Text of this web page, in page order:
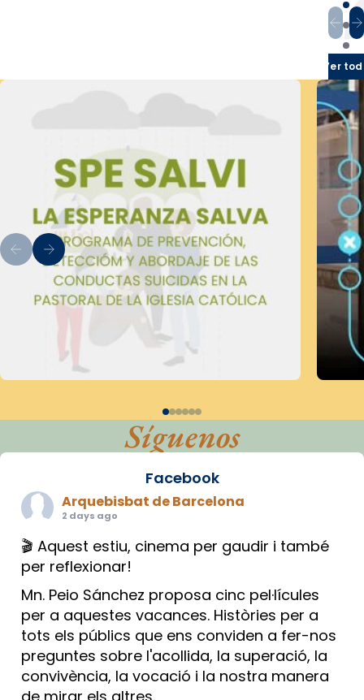
Ver
Síguenos
Facebook
Arquebisbat de Barcelona
2 days ago
🎬 Aquest estiu, cinema per gaudir i també
per reflexionar!
Mn. Peio Sánchez proposa cinc pel·lícules
per a aquestes vacances. Històries per a
tots els públics que ens conviden a fer-nos
preguntes sobre l'acollida, la superació, la
convivència, la vocació i la nostra manera